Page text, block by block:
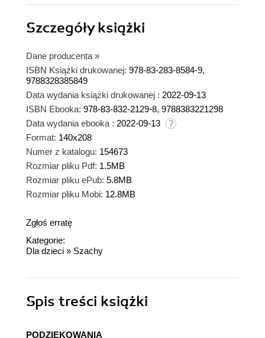
Szczegółyksiążki
Dane producenta »
ISBN Książki drukowanej: 978-83-283-8584-9,
9788328385849
Data wydania książki drukowanej : 2022-09-13
ISBN Ebooka: 978-83-832-2129-8, 9788383221298
Data wydania ebooka : 2022-09-13
Format: 140x208
Numer z katalogu: 154673
Rozmiar pliku Pdf: 1.5MB
Rozmiar pliku ePub: 5.8MB
Rozmiar pliku Mobi: 12.8MB
Zgłoś erratę
Kategorie:
Dla dzieci » Szachy
Spis treści książki
PODZIĘKOWANIA